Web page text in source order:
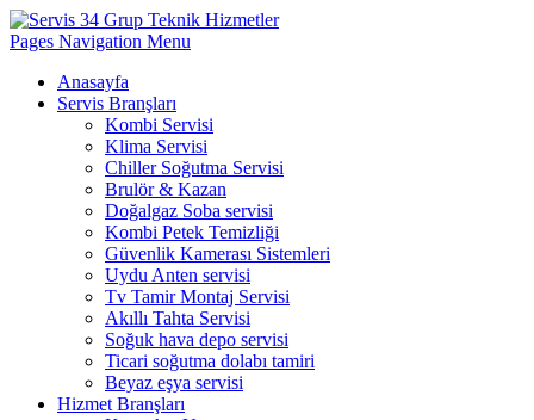
Pages Navigation Menu
Anasayfa
Servis Branşları
Kombi Servisi
Klima Servisi
Chiller Soğutma Servisi
Brulör & Kazan
Doğalgaz Soba servisi
Kombi Petek Temizliği
Güvenlik Kamerası Sistemleri
Uydu Anten servisi
Tv Tamir Montaj Servisi
Akıllı Tahta Servisi
Soğuk hava depo servisi
Ticari soğutma dolabı tamiri
Beyaz eşya servisi
Hizmet Branşları